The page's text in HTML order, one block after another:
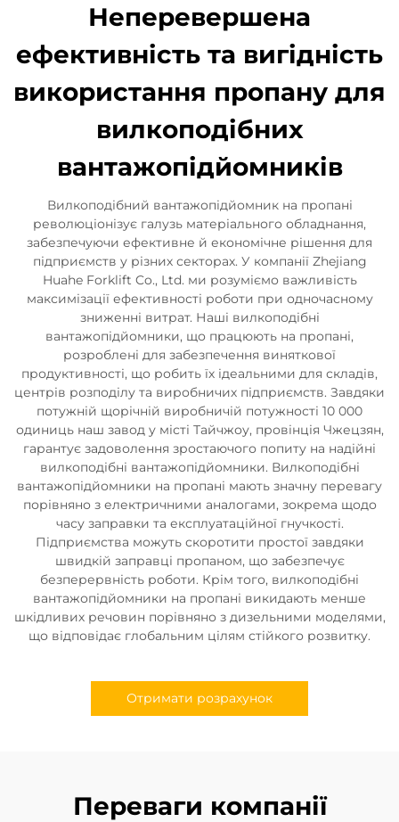
Неперевершена
ефективність та вигідність
використання пропану для
вилкоподібних
вантажопідйомників
Вилкоподібний вантажопідйомник на пропані
революціонізує галузь матеріального обладнання,
забезпечуючи ефективне й економічне рішення для
підприємств у різних секторах. У компанії Zhejiang
Huahe Forklift Co., Ltd. ми розуміємо важливість
максимізації ефективності роботи при одночасному
зниженні витрат. Наші вилкоподібні
вантажопідйомники, що працюють на пропані,
розроблені для забезпечення виняткової
продуктивності, що робить їх ідеальними для складів,
центрів розподілу та виробничих підприємств. Завдяки
потужній щорічній виробничій потужності 10 000
одиниць наш завод у місті Тайчжоу, провінція Чжецзян,
гарантує задоволення зростаючого попиту на надійні
вилкоподібні вантажопідйомники. Вилкоподібні
вантажопідйомники на пропані мають значну перевагу
порівняно з електричними аналогами, зокрема щодо
часу заправки та експлуатаційної гнучкості.
Підприємства можуть скоротити простої завдяки
швидкій заправці пропаном, що забезпечує
безперервність роботи. Крім того, вилкоподібні
вантажопідйомники на пропані викидають менше
шкідливих речовин порівняно з дизельними моделями,
що відповідає глобальним цілям стійкого розвитку.
Отримати розрахунок
Переваги компанії